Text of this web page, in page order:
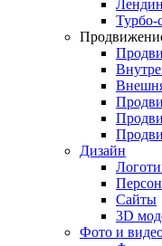
Турбо-
Дизайн
Сайты
3D
Фото и